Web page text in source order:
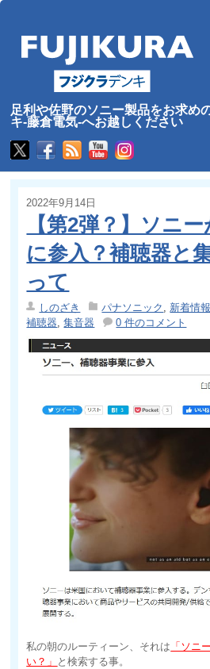
足利や佐野のソニー製品をお求め
キ-藤倉電気-へお越しください
2022年9月14日
【第2弾？】ソニ
に参入？補聴器と
って
しのざき パナソニック 新着情報
補聴器 ,集音器 0 件のコメント
私の朝のルーティーン、それは 「ソニ
い？」 と検索する事。